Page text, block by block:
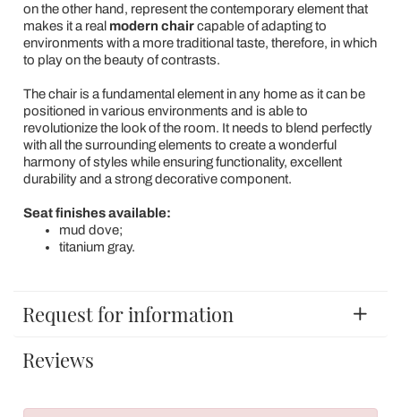
on the other hand, represent the contemporary element that
makes it a real modern chaircapable of adapting to
environments with a more traditional taste, therefore, in which
to play on the beauty of contrasts.
The chair is a fundamental element in any home as it can be
positioned in various environments and is able to
revolutionize the look of the room. It needs to blend perfectly
with all the surrounding elements to create a wonderful
harmony of styles while ensuring functionality, excellent
durability and a strong decorative component.
Seat finishes available:
mud dove;
titanium gray.
Request for information
Reviews